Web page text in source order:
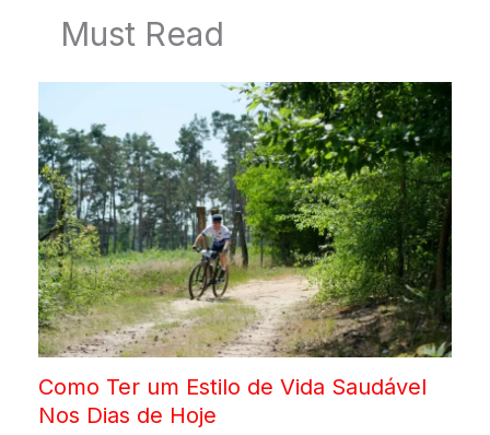
Must Read
Como Ter um Estilo de Vida Saudável
Nos Dias de Hoje